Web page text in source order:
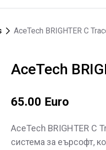
AceTech BRIGHTER C
AceTech
65.00 Euro
AceTech BRIGHTER C
система за еърсофт,